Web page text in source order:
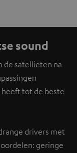
sound
de satellieten na
tot de beste
drivers met
geringe